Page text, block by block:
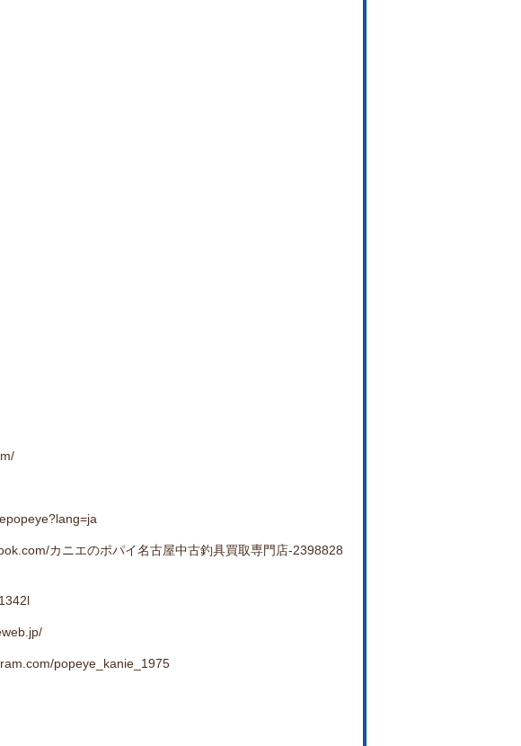
カニエのポパイ名古屋中古釣具買取専門店-2398828
popeye_kanie_1975